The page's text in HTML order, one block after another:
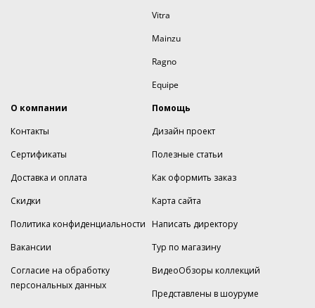
Vitra
Mainzu
Ragno
Equipe
О компании
Контакты
Сертификаты
Доставка и оплата
Скидки
Политика конфиденциальности
Вакансии
Согласие на обработку
персональных данных
Помощь
Дизайн проект
Полезные статьи
Как оформить заказ
Карта сайта
Написать директору
Тур по магазину
ВидеоОбзоры коллекций
Представлены в шоуруме